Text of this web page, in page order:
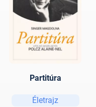
Partitúra
Életrajz